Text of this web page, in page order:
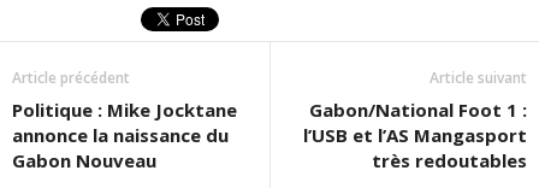
Article précédent
Politique : Mike Jocktane
annonce la naissance du
Gabon Nouveau
Article suivant
Gabon/National Foot 1 :
l’USB et l’AS Mangasport
très redoutables